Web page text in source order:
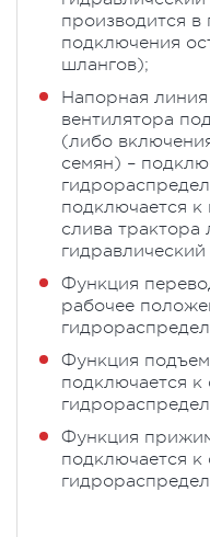
производится
подключения
шлангов);
Напорная
вентилятора
(либо
семян) –
подключается к
слива
Функция
рабочее
Функция
подключается к
Функция
подключается к